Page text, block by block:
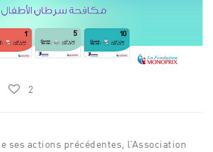
2
ses actions précédentes, l’Association